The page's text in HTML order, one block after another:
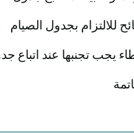
للالتزام بجدول الصيام
يجب تجنبها عند اتباع